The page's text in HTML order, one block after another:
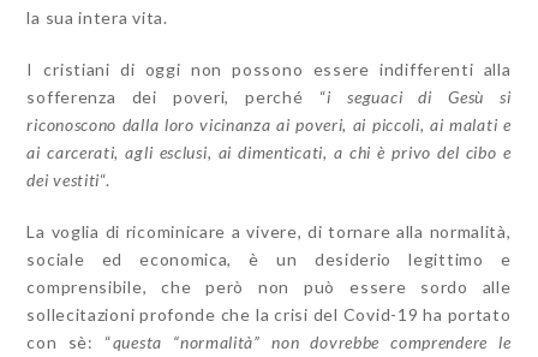
la sua intera vita.
I cristiani di oggi non possono essere indifferenti alla
sofferenza dei poveri, perché “i seguaci di Gesù si
riconoscono dalla loro vicinanza ai poveri, ai piccoli, ai malati e
ai carcerati, agli esclusi, ai dimenticati, a chi è privo del cibo e
dei vestiti“.
La voglia di ricominicare a vivere, di tornare alla normalità,
sociale ed economica, è un desiderio legittimo e
comprensibile, che però non può essere sordo alle
sollecitazioni profonde che la crisi del Covid-19 ha portato
con sè: “questa “normalità” non dovrebbe comprendere le